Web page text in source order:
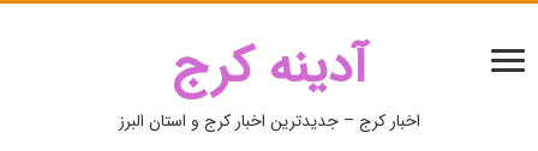
آدینه کرج
اخبار کرج – جدیدترین اخبار کرج و استان البرز